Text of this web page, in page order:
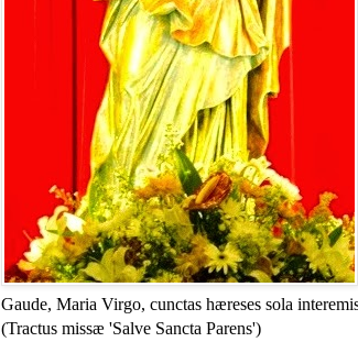
Gaude, Maria Virgo, cunctas hæreses sola
(Tractus missæ 'Salve Sancta Parens')